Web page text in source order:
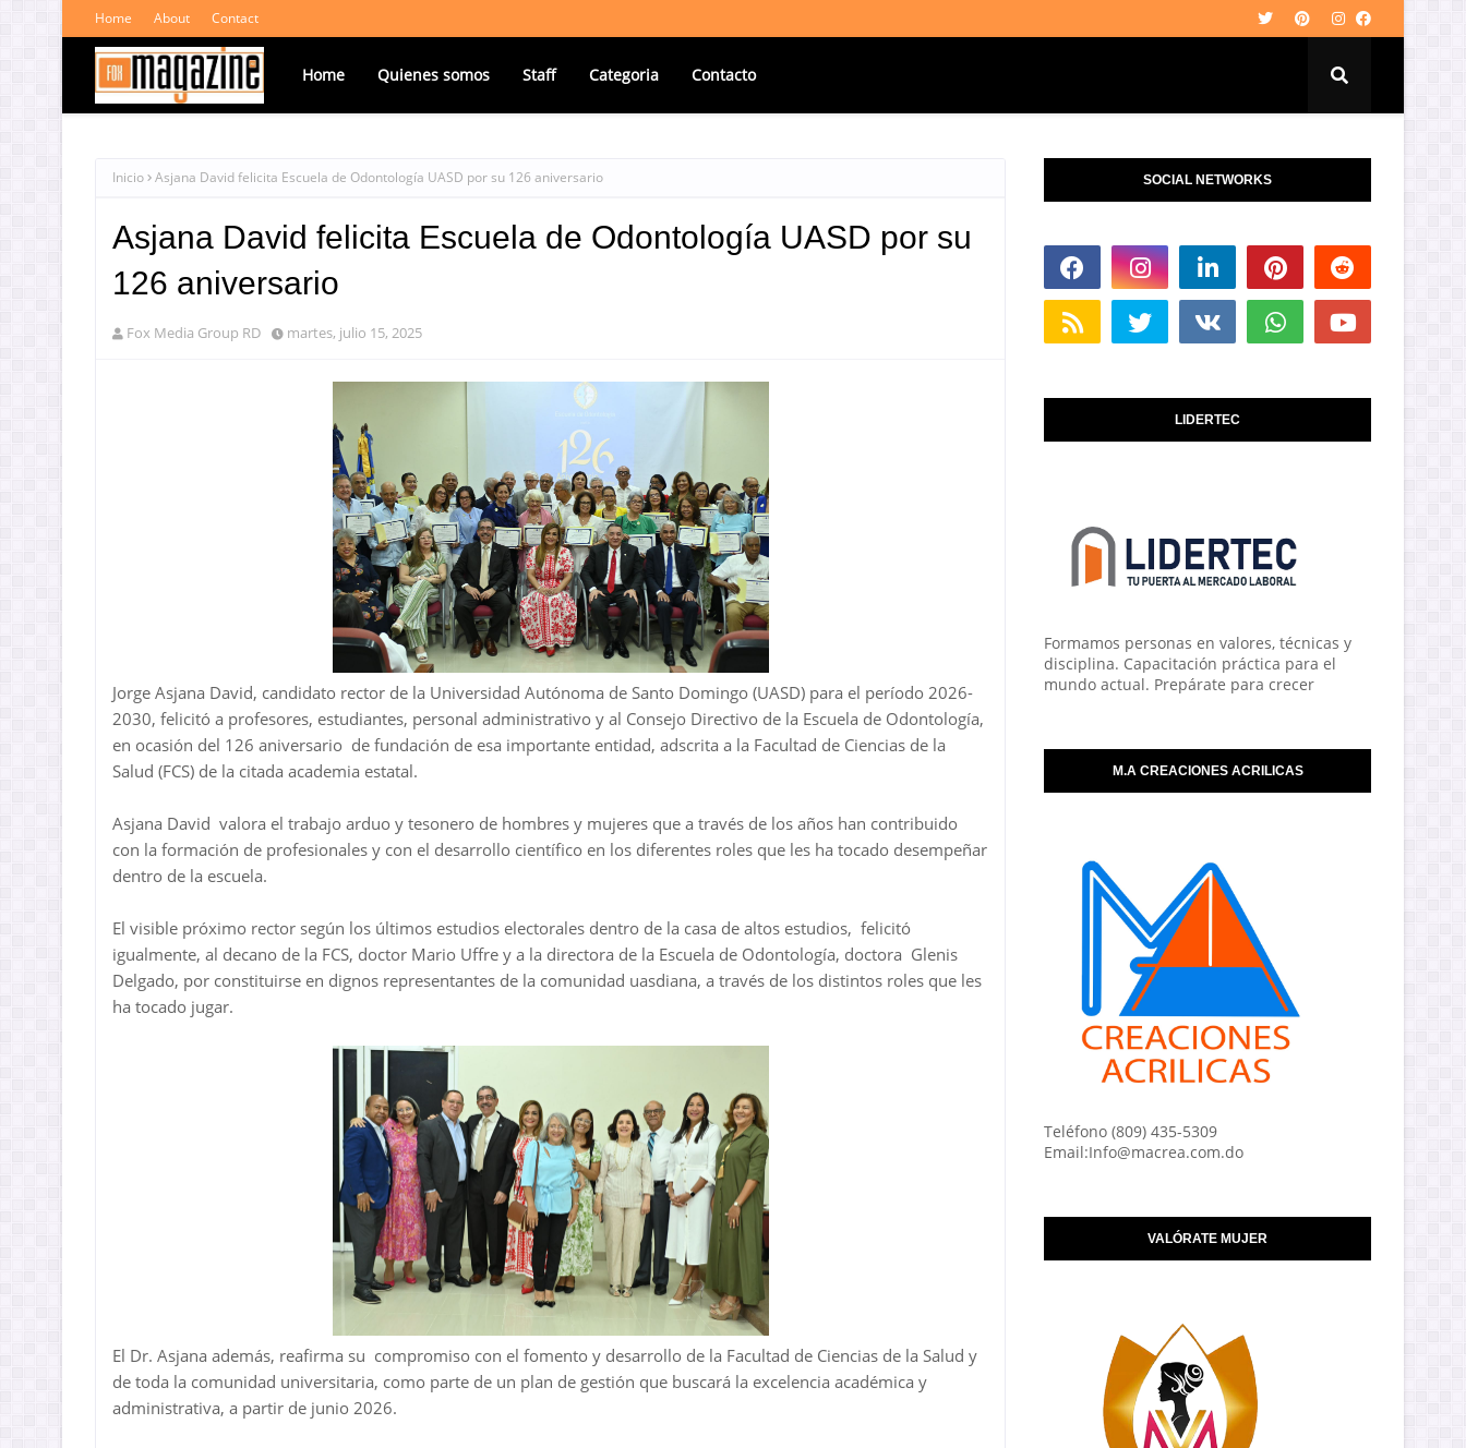
Home About Contact
Home Quienes somos Staff Categoria Contacto
Inicio Asjana David felicita Escuela de Odontología UASD por su 126 aniversario
Asjana David felicita Escuela de Odontología UASD por su
126 aniversario
Fox Media Group RD martes, julio 15, 2025
Jorge Asjana David, candidato rector de la Universidad Autónoma de Santo Domingo (UASD) para el período 2026-
2030, felicitó a profesores, estudiantes, personal administrativo y al Consejo Directivo de la Escuela de Odontología,
en ocasión del 126 aniversario de fundación de esa importante entidad, adscrita a la Facultad de Ciencias de la
Salud (FCS) de la citada academia estatal.
Asjana David valora el trabajo arduo y tesonero de hombres y mujeres que a través de los años han contribuido
con la formación de profesionales y con el desarrollo científico en los diferentes roles que les ha tocado desempeñar
dentro de la escuela.
El visible próximo rector según los últimos estudios electorales dentro de la casa de altos estudios, felicitó
igualmente, al decano de la FCS, doctor Mario Uffre y a la directora de la Escuela de Odontología, doctora Glenis
Delgado, por constituirse en dignos representantes de la comunidad uasdiana, a través de los distintos roles que les
ha tocado jugar.
El Dr. Asjana además, reafirma su compromiso con el fomento y desarrollo de la Facultad de Ciencias de la Salud y
de toda la comunidad universitaria, como parte de un plan de gestión que buscará la excelencia académica y
administrativa, a partir de junio 2026.
SOCIAL NETWORKS
LIDERTEC
Formamos personas en valores, técnicas y
disciplina. Capacitación práctica para el
mundo actual. Prepárate para crecer
M.A CREACIONES ACRILICAS
Teléfono (809) 435-5309
Email:Info@macrea.com.do
VALÓRATE MUJER